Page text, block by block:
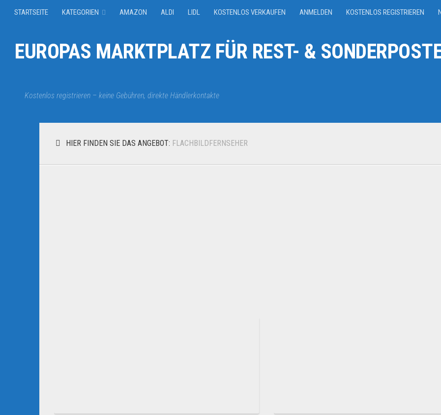
STARTSEITE KATEGORIEN AMAZON ALDI LIDL KOSTENLOS VERKAUFEN ANMELDEN KOSTENLOS REGISTRIEREN
EUROPAS MARKTPLATZ FÜR REST- &
Kostenlos registrieren – keine Gebühren, direkte Händlerkontakte
HIER FINDEN SIE DAS ANGEBOT: FLACHBILDFERNSEHER